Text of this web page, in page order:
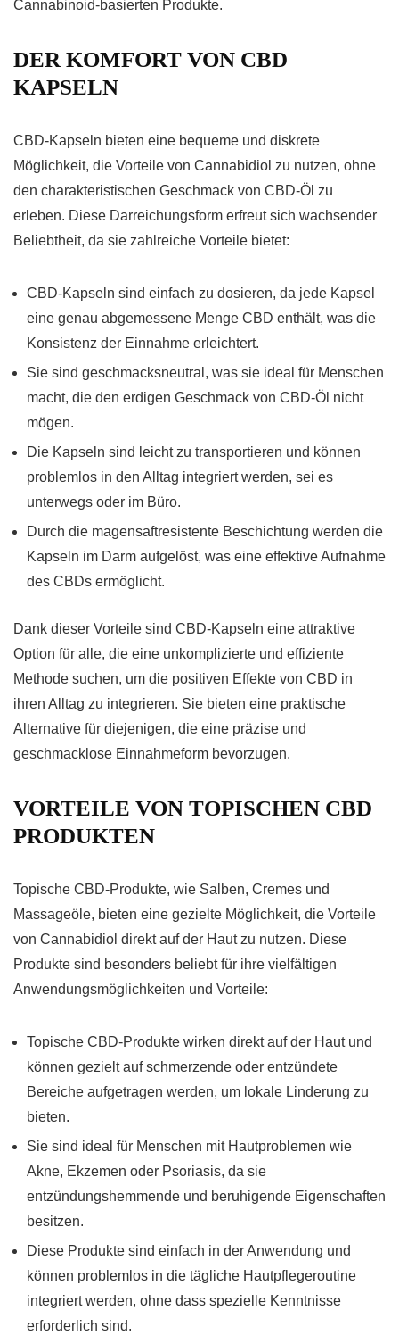
Cannabinoid-basierten Produkte.
DER KOMFORT VON CBD
KAPSELN
CBD-Kapseln bieten eine bequeme und diskrete
Möglichkeit, die Vorteile von Cannabidiol zu nutzen, ohne
den charakteristischen Geschmack von CBD-Öl zu
erleben. Diese Darreichungsform erfreut sich wachsender
Beliebtheit, da sie zahlreiche Vorteile bietet:
CBD-Kapseln sind einfach zu dosieren, da jede Kapsel
eine genau abgemessene Menge CBD enthält, was die
Konsistenz der Einnahme erleichtert.
Sie sind geschmacksneutral, was sie ideal für Menschen
macht, die den erdigen Geschmack von CBD-Öl nicht
mögen.
Die Kapseln sind leicht zu transportieren und können
problemlos in den Alltag integriert werden, sei es
unterwegs oder im Büro.
Durch die magensaftresistente Beschichtung werden die
Kapseln im Darm aufgelöst, was eine effektive Aufnahme
des CBDs ermöglicht.
Dank dieser Vorteile sind CBD-Kapseln eine attraktive
Option für alle, die eine unkomplizierte und effiziente
Methode suchen, um die positiven Effekte von CBD in
ihren Alltag zu integrieren. Sie bieten eine praktische
Alternative für diejenigen, die eine präzise und
geschmacklose Einnahmeform bevorzugen.
VORTEILE VON TOPISCHEN CBD
PRODUKTEN
Topische CBD-Produkte, wie Salben, Cremes und
Massageöle, bieten eine gezielte Möglichkeit, die Vorteile
von Cannabidiol direkt auf der Haut zu nutzen. Diese
Produkte sind besonders beliebt für ihre vielfältigen
Anwendungsmöglichkeiten und Vorteile:
Topische CBD-Produkte wirken direkt auf der Haut und
können gezielt auf schmerzende oder entzündete
Bereiche aufgetragen werden, um lokale Linderung zu
bieten.
Sie sind ideal für Menschen mit Hautproblemen wie
Akne, Ekzemen oder Psoriasis, da sie
entzündungshemmende und beruhigende Eigenschaften
besitzen.
Diese Produkte sind einfach in der Anwendung und
können problemlos in die tägliche Hautpflegeroutine
integriert werden, ohne dass spezielle Kenntnisse
erforderlich sind.